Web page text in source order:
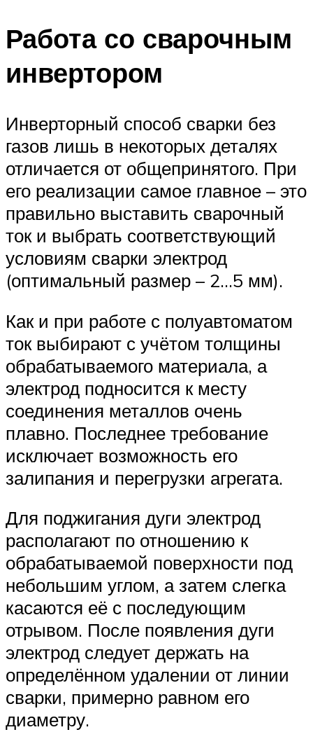
Работа со сварочным
инвертором
Инверторный способ сварки без
газов лишь в некоторых деталях
отличается от общепринятого. При
его реализации самое главное – это
правильно выставить сварочный
ток и выбрать соответствующий
условиям сварки электрод
(оптимальный размер – 2…5 мм).
Как и при работе с полуавтоматом
ток выбирают с учётом толщины
обрабатываемого материала, а
электрод подносится к месту
соединения металлов очень
плавно. Последнее требование
исключает возможность его
залипания и перегрузки агрегата.
Для поджигания дуги электрод
располагают по отношению к
обрабатываемой поверхности под
небольшим углом, а затем слегка
касаются её с последующим
отрывом. После появления дуги
электрод следует держать на
определённом удалении от линии
сварки, примерно равном его
диаметру.